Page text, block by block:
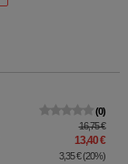
0
16,75 €
13,40 €
3,35 €(20%)